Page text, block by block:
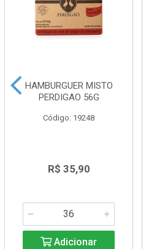
HAMBURGUER MISTO
PERDIGAO 56G
Código: 19248
R$ 35,90
Adicionar